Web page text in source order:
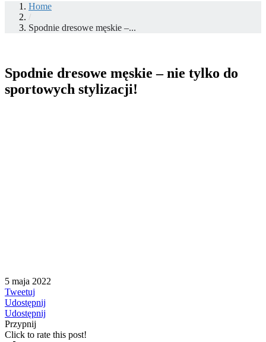
Home
/
Spodnie dresowe męskie –...
Spodnie dresowe męskie – nie tylko do
sportowych stylizacji!
5 maja 2022
Tweetuj
Udostępnij
Udostępnij
Przypnij
Click to rate this post!